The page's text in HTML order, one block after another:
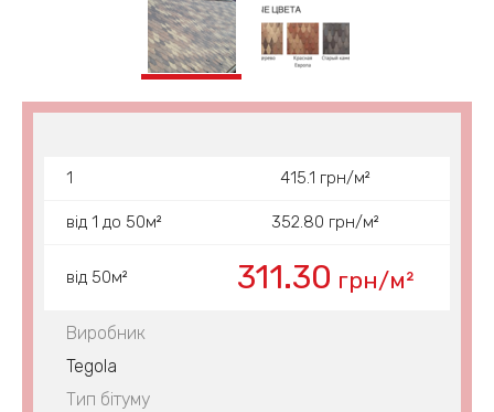
1 415.1 грн/м²
від 1 до 50м² 352.80 грн/м²
від 50м² 311.30 грн/м²
Виробник
Tegola
Тип бітуму